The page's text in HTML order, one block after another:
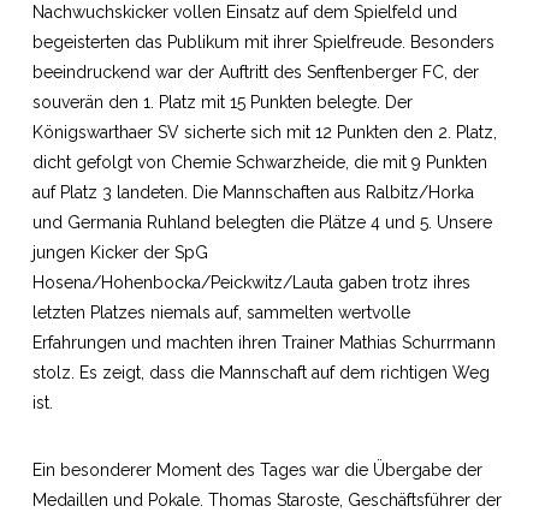
Nachwuchskicker vollen Einsatz auf dem Spielfeld und
begeisterten das Publikum mit ihrer Spielfreude. Besonders
beeindruckend war der Auftritt des Senftenberger FC, der
souverän den 1. Platz mit 15 Punkten belegte. Der
Königswarthaer SV sicherte sich mit 12 Punkten den 2. Platz,
dicht gefolgt von Chemie Schwarzheide, die mit 9 Punkten
auf Platz 3 landeten. Die Mannschaften aus Ralbitz/Horka
und Germania Ruhland belegten die Plätze 4 und 5. Unsere
jungen Kicker der SpG
Hosena/Hohenbocka/Peickwitz/Lauta gaben trotz ihres
letzten Platzes niemals auf, sammelten wertvolle
Erfahrungen und machten ihren Trainer Mathias Schurrmann
stolz. Es zeigt, dass die Mannschaft auf dem richtigen Weg
ist.
Ein besonderer Moment des Tages war die Übergabe der
Medaillen und Pokale. Thomas Staroste, Geschäftsführer der